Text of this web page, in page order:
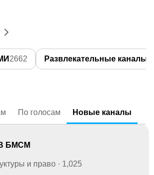
2662 Развлекательные каналы
По голосам Новые каналы
БМСМ
и право · 1,025